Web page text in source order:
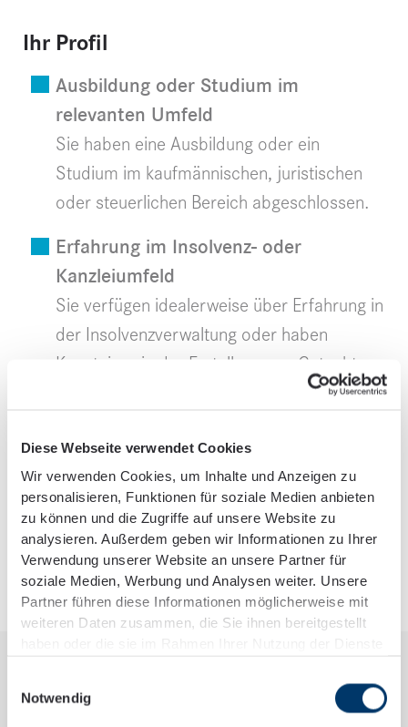
Diese Webseite verwendet Cookies
Wir verwenden Cookies, um Inhalte und Anzeigen zu
personalisieren, Funktionen für soziale Medien anbieten
zu können und die Zugriffe auf unsere Website zu
analysieren. Außerdem geben wir Informationen zu Ihrer
Verwendung unserer Website an unsere Partner für
soziale Medien, Werbung und Analysen weiter. Unsere
Partner führen diese Informationen möglicherweise mit
weiteren Daten zusammen, die Sie ihnen bereitgestellt
Notwendig
Ihr Profil
Ausbildung oder Studium im
relevanten Umfeld
Sie haben eine Ausbildung oder ein
Studium im kaufmännischen, juristischen
oder steuerlichen Bereich abgeschlossen.
Erfahrung im Insolvenz- oder
Kanzleiumfeld
Sie verfügen idealerweise über Erfahrung in
der Insolvenzverwaltung oder haben
Kenntnisse in der Erstellung von Gutachten,
Berichten oder in der Buchhaltung.
Zusammenarbeit & interdisziplinäres
Arbeiten
Sie arbeiten gern im Team und bringen sich
aktiv in die Zusammenarbeit mit
Rechtsanwälten, Betriebswirten und
weiteren Fachbereichen ein.